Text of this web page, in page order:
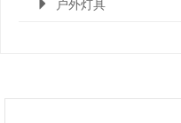
户外灯具